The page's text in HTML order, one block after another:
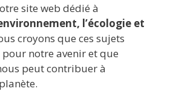
site web dédié à
l’écologie et
croyons que ces sujets
notre avenir et que
peut contribuer à